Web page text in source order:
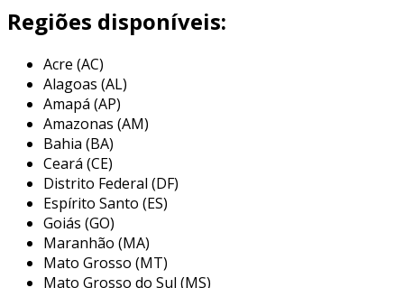
têm acesso a equipamentos de última geração,
com garantias de manutenção e suporte
técnico, tornando o uso da tecnologia mais
acessível e flexível.
empresas de locação de notebook oferecem
uma variedade de modelos e configurações,
atendendo necessidades específicas, sejam
para uso pessoal, eventos ou projetos
corporativos. este serviço permite que os
usuários desfrutem de toda a tecnologia atual
sem o investimento inicial alto e a depreciação
dos ativos, uma vez que após o término do
Regiões disponíveis:
Acre (AC)
Alagoas (AL)
Amapá (AP)
Amazonas (AM)
Bahia (BA)
Ceará (CE)
Distrito Federal (DF)
Espírito Santo (ES)
Goiás (GO)
Maranhão (MA)
Mato Grosso (MT)
Mato Grosso do Sul (MS)